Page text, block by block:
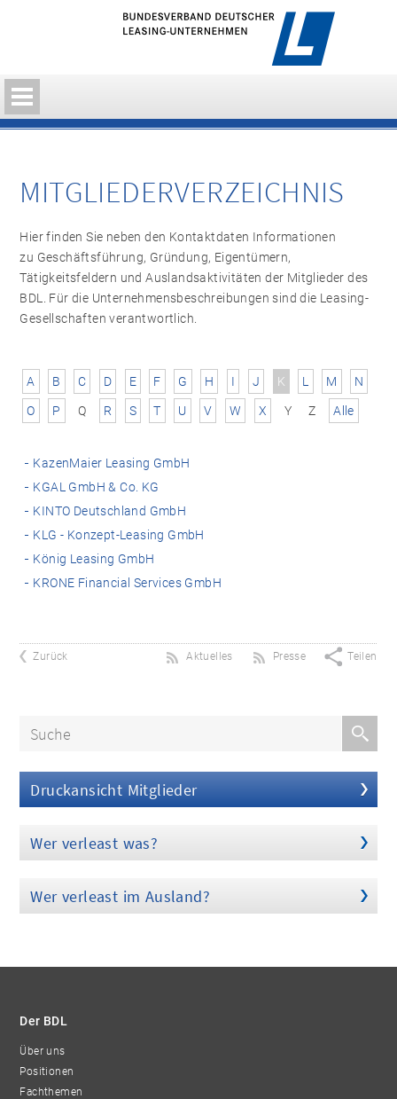
MITGLIEDERVERZEICHNIS
Hier finden Sie neben den Kontaktdaten Informationen
zu Geschäftsführung, Gründung, Eigentümern,
Tätigkeitsfeldern und Auslandsaktivitäten der Mitglieder des
BDL. Für die Unternehmensbeschreibungen sind die Leasing-
Gesellschaften verantwortlich.
A B C D E F G H I J K L M N
O P Q R S T U V W X Y Z Alle
KazenMaier Leasing GmbH
KGAL GmbH & Co. KG
KINTO Deutschland GmbH
KLG - Konzept-Leasing GmbH
König Leasing GmbH
KRONE Financial Services GmbH
Zurück Teilen
Presse
Aktuelles
Druckansicht Mitglieder
Wer verleast was?
Wer verleast im Ausland?
Der BDL
Über uns
Positionen
Fachthemen